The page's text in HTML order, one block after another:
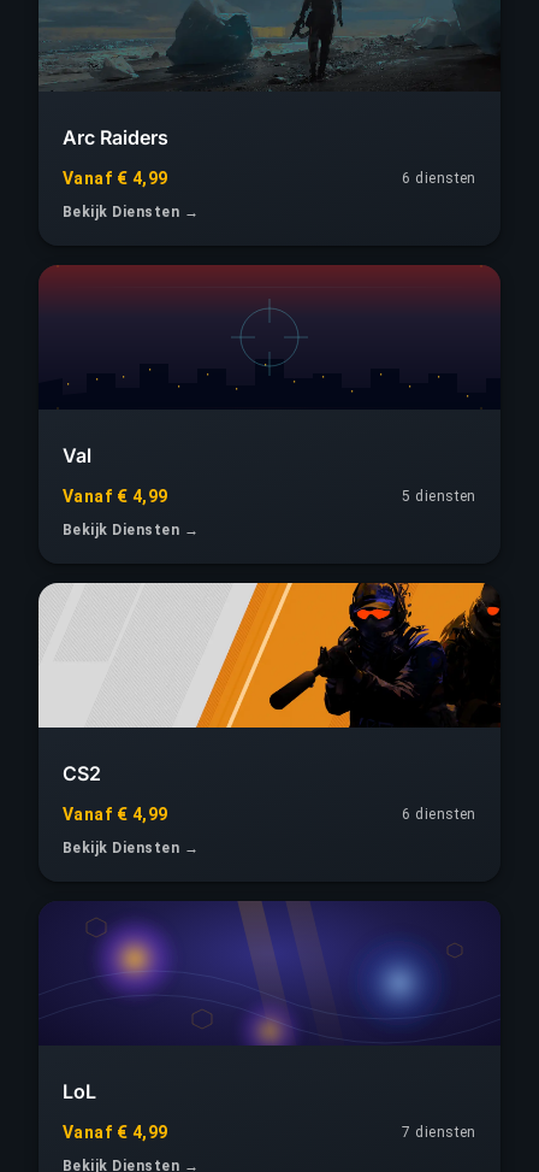
Arc Raiders
Vanaf € 4,99
6 diensten
Bekijk Diensten →
Val
Vanaf € 4,99
5 diensten
Bekijk Diensten →
CS2
Vanaf € 4,99
6 diensten
Bekijk Diensten →
LoL
Vanaf € 4,99
7 diensten
Bekijk Diensten →